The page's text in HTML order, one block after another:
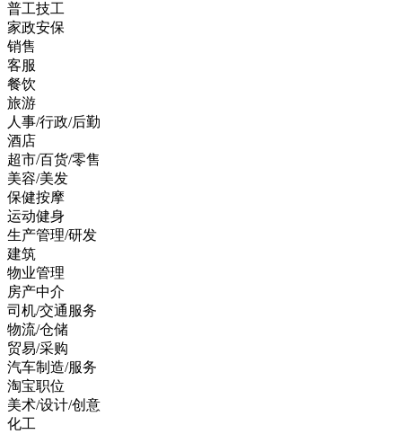
普工技工
家政安保
销售
客服
餐饮
旅游
人事/行政/后勤
酒店
超市/百货/零售
美容/美发
保健按摩
运动健身
生产管理/研发
建筑
物业管理
房产中介
司机/交通服务
物流/仓储
贸易/采购
汽车制造/服务
淘宝职位
美术/设计/创意
化工